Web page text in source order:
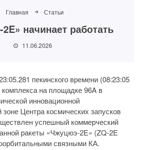
Главная Статьи
начинает работать
11.06.2026
пекинского времени (08:23:05
комплекса на площадке 96A в
инновационной
Центра космических запусков
успешный коммерческий
ракеты «Чжуцюэ-2E» (ZQ-2E
связными КА.